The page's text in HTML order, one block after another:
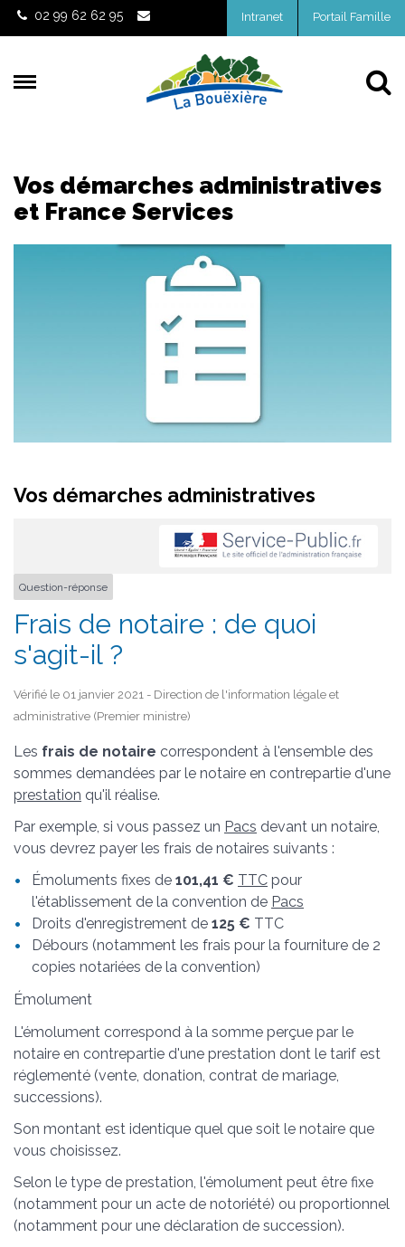
Gestion des traceurs
02 99 62 62 95 Intranet Portail Famille
Vos démarches administratives
et France Services
Vos démarches administratives
Question-réponse
Frais de notaire : de quoi
s'agit-il ?
Vérifié le 01 janvier 2021 - Direction de l'information légale et
administrative (Premier ministre)
Les frais de notaire correspondent à l'ensemble des
sommes demandées par le notaire en contrepartie d'une
prestation qu'il réalise.
Par exemple, si vous passez un Pacs devant un notaire,
vous devrez payer les frais de notaires suivants :
Émoluments fixes de 101,41 € TTC pour
l'établissement de la convention de Pacs
Droits d'enregistrement de 125 € TTC
Débours (notamment les frais pour la fourniture de 2
copies notariées de la convention)
Émolument
L'émolument correspond à la somme perçue par le
notaire en contrepartie d'une prestation dont le tarif est
réglementé (vente, donation, contrat de mariage,
successions).
Son montant est identique quel que soit le notaire que
vous choisissez.
Selon le type de prestation, l'émolument peut être fixe
(notamment pour un acte de notoriété) ou proportionnel
(notamment pour une déclaration de succession).